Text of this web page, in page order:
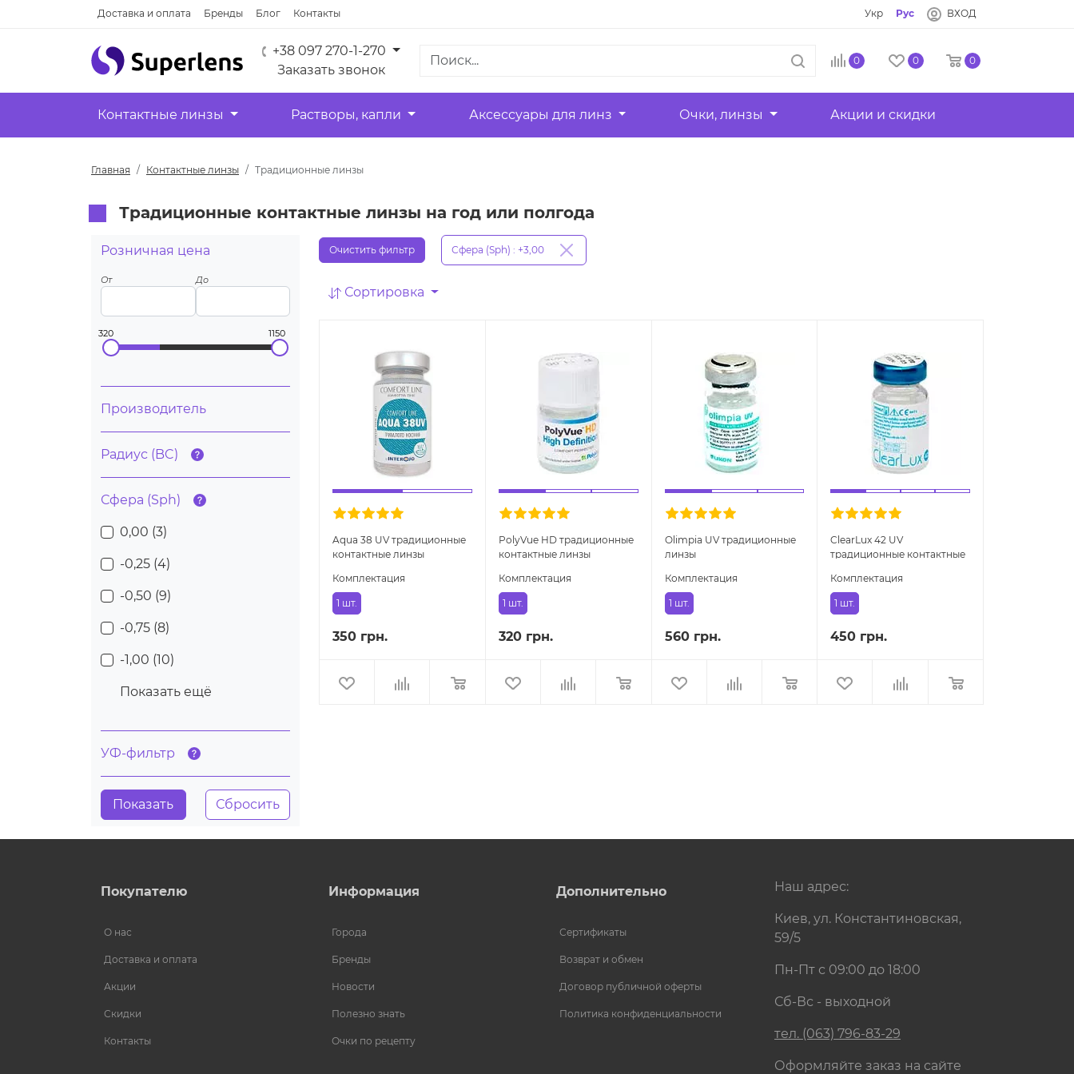
Доставка и оплата Бренды Блог Контакты Укр Рус ВХОД
+38 097 270-1-270
Заказать звонок
0 0 0
Контактные линзы Растворы, капли Аксессуары для линз Очки, линзы Акции и скидки
Главная Контактные линзы Традиционные линзы
Традиционные контактные линзы на год или полгода
Розничная цена
От До
320 1150
Производитель
Радиус (BC)
Сфера (Sph)
0,00 (3)
-0,25 (4)
-0,50 (9)
-0,75 (8)
-1,00 (10)
Показать ещё
УФ-фильтр
Очистить фильтр Сфера (Sph) : +3,00
Сортировка
Aqua 38 UV традиционные
контактные линзы
Комплектация
1 шт.
350 грн.
PolyVue HD традиционные
контактные линзы
Комплектация
1 шт.
320 грн.
Olimpia UV традиционные
линзы
Комплектация
1 шт.
560 грн.
ClearLux 42 UV
традиционные контактные
Комплектация
1 шт.
450 грн.
Покупателю
О нас
Доставка и оплата
Акции
Скидки
Контакты
Информация
Города
Бренды
Новости
Полезно знать
Очки по рецепту
Дополнительно
Сертификаты
Возврат и обмен
Договор публичной оферты
Политика конфиденциальности
Наш адрес:
Киев, ул. Константиновская,
59/5
Пн-Пт с 09:00 до 18:00
Сб-Вс - выходной
тел. (063) 796-83-29
Оформляйте заказ на сайте